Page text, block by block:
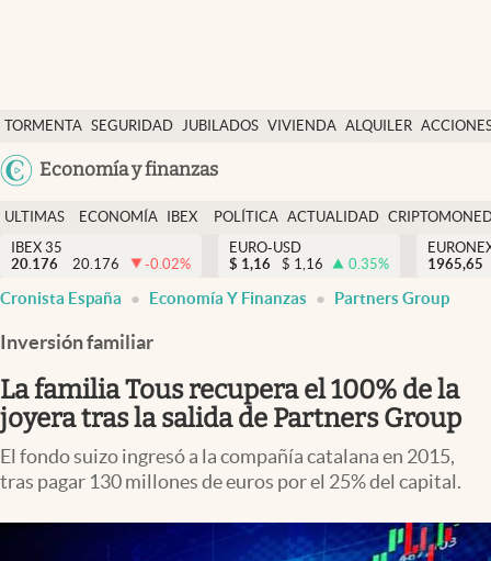
TORMENTA SEGURIDAD JUBILADOS VIVIENDA ALQUILER
USA
Colombia
Economía y finanzas
Economía y finanzas
Política
Actualidad
Criptomonedas
España
ULTIMAS
NOTICIAS
ECONOMÍA
FINANZAS
IBEX
EURO
POLÍTICA ACTUALIDAD
IBEX 35
20.176
20.176 -0.02%
EURO-USD
$ 1,16 $ 1,16 0.35%
1965,65
Cronista España Economía Y Finanzas Partners Group
Inversión familiar
La familia Tous recupera el 100% de la
joyera tras la salida de Partners Group
El fondo suizo ingresó a la compañía catalana en 2015,
tras pagar 130 millones de euros por el 25% del capital.